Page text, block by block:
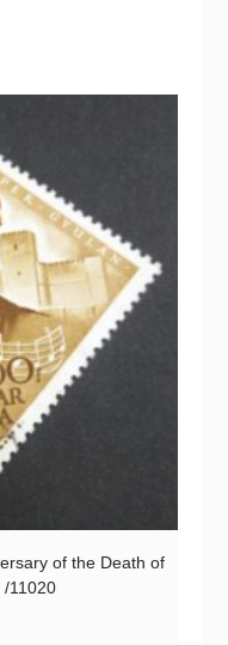
of the Death of
11020